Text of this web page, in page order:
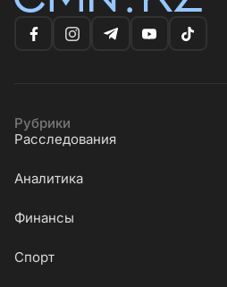
Рубрики
Расследования
Аналитика
Финансы
Cпорт